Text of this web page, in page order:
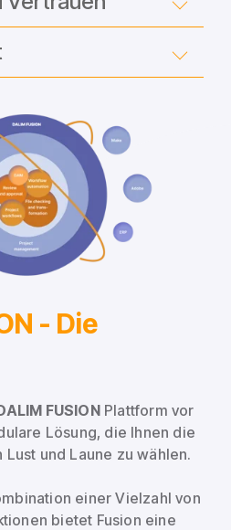
- Die
FUSIONPlattform vor
Lösung, die Ihnen die
und Laune zu wählen.
einer Vielzahl von
bietet Fusion eine